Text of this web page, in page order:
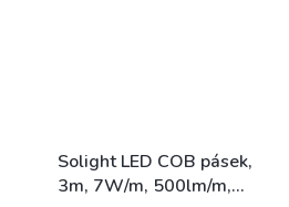
Solight LED COB pásek,
3m, 7W/m, 500lm/m,